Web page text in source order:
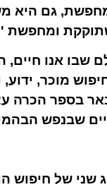
גם היא
ומחפשת
שבו אנו
חיפוש מוכר,
בספר
שבנפש
שני של חיפוש